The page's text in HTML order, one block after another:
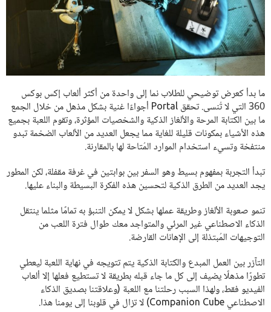
ما بدأ كعرض توضيحي للطلاب نما إلى واحدة من أكثر ألعاب إكس بوكس
360 التي لا تُنسى. تحقق Portal أجواءًا غنية بشكل مذهل من خلال الجمع
ما بين الكتابة المرحة والألغاز الذكية والشخصيات المؤثرة، وتقوم اللعبة بجميع
هذه الأشياء بمكونات قليلة للغاية مما يجعل العديد من الألعاب الضخمة تبدو
منتفخة وتسيء استخدام الموارد المُتاحة لها بالمقارنة.
تبدأ التجربة بمفهوم بسيط وهو السفر بين بوابتين في غرفة مقفلة، لكن المطور
يجد العديد من الطرق الذكية لتحسين هذه الفكرة البسيطة والبناء عليها.
تنمو صعوبة الألغاز وطريقة عملها بشكل لا يمكن التنبؤ به تمامًا مثلما ينتقل
الذكاء الاصطناعي غير المرئي والمتواجد معك طوال فترة اللعب من
التوجيهات المُبتذلة إلى الإهانات القارضة.
التآزر بين العمل المبدع والكتابة الذكية يتم تتويجه في نهاية اللعبة ليعطي
تطورًا مذهلًا يضيف إلى كل ما جاء قبله بطريقة لا تستطيع فعلها إلا ألعاب
الفيديو فقط، ولهذا السبب رحلتنا مع اللعبة (وعلاقتنا بصديق الذكاء
الاصطناعي Companion Cube) لا تزال في قلوبنا إلى يومنا هذا.